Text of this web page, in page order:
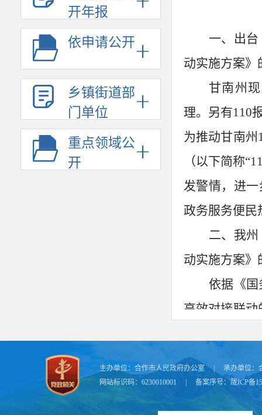
开年报
依申请公开
乡镇街道部
门单位
重点领域公
开
一、出
动实施方案》
甘南州
理。另有110
为推动甘南州
（以下简称“
发警情，进
政务服务便民
二、我
动实施方案》
依据《国
高效对接联
案的通知》（
三、《甘
施方案》的
主办单位： 合作市人民政府办公室 承办单位：
网站标识码：6230010001
备案序号：陇ICP备